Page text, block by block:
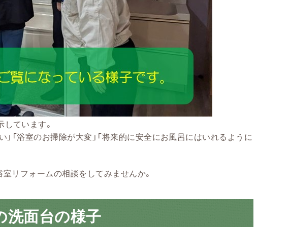
しています。
」「浴室のお掃除が大変」「将来的に安全にお風呂にはいれるように
リフォームの相談をしてみませんか。
洗面台の様子